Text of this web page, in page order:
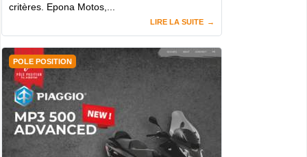
critères. Epona Motos,...
LIRE LA SUITE
POLE POSITION